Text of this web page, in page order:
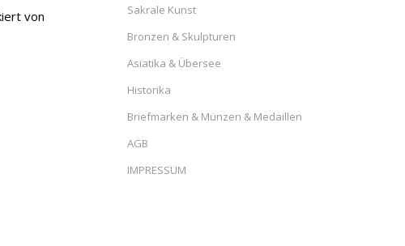
von
Sakrale Kunst
Bronzen & Skulpturen
Asiatika & Übersee
Historika
Briefmarken & Münzen & Medaillen
AGB
IMPRESSUM